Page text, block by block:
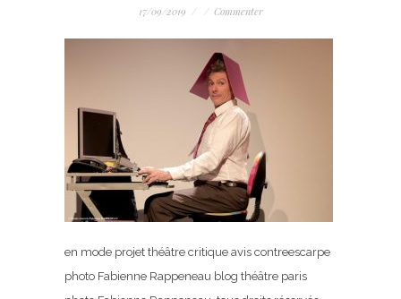
17/09/2019 / / Commenter
en mode projet théâtre critique avis contreescarpe
photo Fabienne Rappeneau blog théâtre paris